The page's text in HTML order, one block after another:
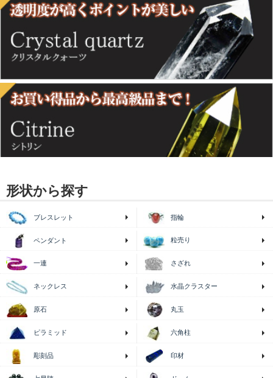
形状から探す
ブレスレット 指輪
ペンダント 粒売り
一連 さざれ
ネックレス 水晶クラスター
原石 丸玉
ピラミッド 六角柱
彫刻品 印材